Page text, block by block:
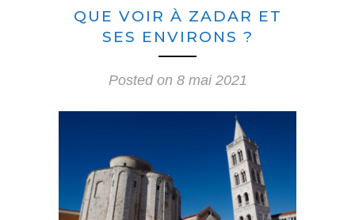
QUE VOIR À ZADAR ET
SES ENVIRONS ?
Posted on 8 mai 2021